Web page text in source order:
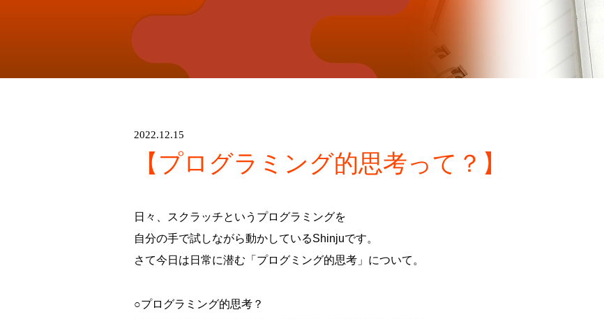
2022.12.15
【プログラミング的思考って？】
日々、スクラッチというプログラミングを
自分の手で試しながら動かしているShinjuです。
さて今日は日常に潜む「プログミング的思考」について。
○プログラミング的思考？